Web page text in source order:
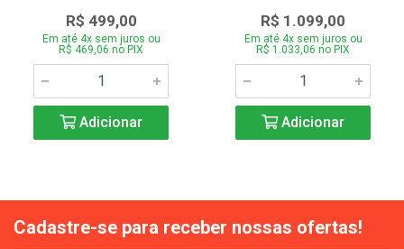
R$ 499,00
Em até 4x sem juros ou
R$ 469,06 no PIX
Adicionar
R$ 1.099,00
Em até 4x sem juros ou
R$ 1.033,06 no PIX
Adicionar
Cadastre-se para receber nossas ofertas!